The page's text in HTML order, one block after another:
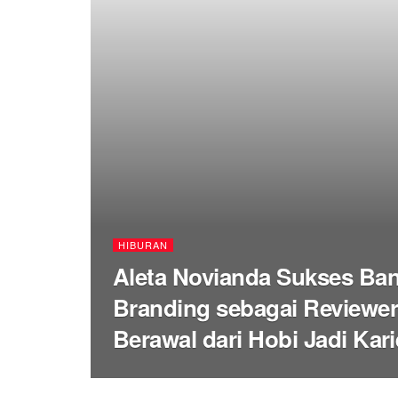
HIBURAN
Aleta Novianda Sukses
Branding sebagai
Berawal dari Hobi Jadi